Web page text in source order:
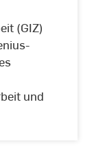
(GIZ)
und